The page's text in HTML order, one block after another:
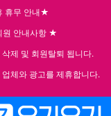
휴무 안내★
원 안내사항 ★
제 및 회원탈퇴 됩니다.
체와 광고를 제휴합니다.